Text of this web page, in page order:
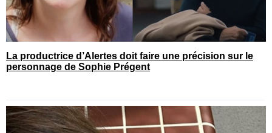
La productrice d’Alertes doit faire une précision sur le
personnage de Sophie Prégent